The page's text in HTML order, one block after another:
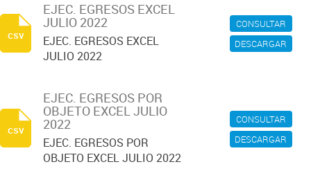
CONSULTAR
DESCARGAR
EJEC. EGRESOS EXCEL
JULIO 2022
EJEC. EGRESOS EXCEL
JULIO 2022
csv
CONSULTAR
DESCARGAR
EJEC. EGRESOS POR
OBJETO EXCEL JULIO
2022
EJEC. EGRESOS POR
OBJETO EXCEL JULIO 2022
csv